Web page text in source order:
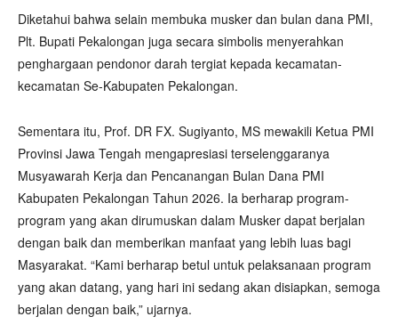
Diketahui bahwa selain membuka musker dan bulan dana PMI,
Plt. Bupati Pekalongan juga secara simbolis menyerahkan
penghargaan pendonor darah tergiat kepada kecamatan-
kecamatan Se-Kabupaten Pekalongan.
Sementara itu, Prof. DR FX. Sugiyanto, MS mewakili Ketua PMI
Provinsi Jawa Tengah mengapresiasi terselenggaranya
Musyawarah Kerja dan Pencanangan Bulan Dana PMI
Kabupaten Pekalongan Tahun 2026. Ia berharap program-
program yang akan dirumuskan dalam Musker dapat berjalan
dengan baik dan memberikan manfaat yang lebih luas bagi
Masyarakat. “Kami berharap betul untuk pelaksanaan program
yang akan datang, yang hari ini sedang akan disiapkan, semoga
berjalan dengan baik,” ujarnya.